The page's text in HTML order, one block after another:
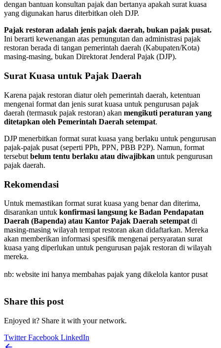
dengan bantuan konsultan pajak dan bertanya apakah surat kuasa
yang digunakan harus diterbitkan oleh DJP.
Pajak restoran adalah jenis pajak daerah, bukan pajak pusat.
Ini berarti kewenangan atas pemungutan dan administrasi pajak
restoran berada di tangan pemerintah daerah (Kabupaten/Kota)
masing-masing, bukan Direktorat Jenderal Pajak (DJP).
Surat Kuasa untuk Pajak Daerah
Karena pajak restoran diatur oleh pemerintah daerah, ketentuan
mengenai format dan jenis surat kuasa untuk pengurusan pajak
daerah (termasuk pajak restoran) akan mengikuti peraturan yang
ditetapkan oleh Pemerintah Daerah setempat.
DJP menerbitkan format surat kuasa yang berlaku untuk pengurusan
pajak-pajak pusat (seperti PPh, PPN, PBB P2P). Namun, format
tersebut belum tentu berlaku atau diwajibkan untuk pengurusan
pajak daerah.
Rekomendasi
Untuk memastikan format surat kuasa yang benar dan diterima,
disarankan untuk konfirmasi langsung ke Badan Pendapatan
Daerah (Bapenda) atau Kantor Pajak Daerah setempat di
masing-masing wilayah tempat restoran akan didaftarkan. Mereka
akan memberikan informasi spesifik mengenai persyaratan surat
kuasa yang diperlukan untuk pengurusan pajak restoran di wilayah
mereka.
nb: website ini hanya membahas pajak yang dikelola kantor pusat
Share this post
Enjoyed it? Share it with your network.
TwitterFacebook LinkedIn